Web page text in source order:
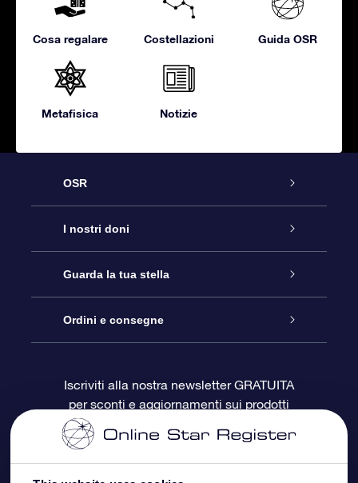
Cosa regalare Costellazioni Guida OSR
Metafisica Notizie
OSR
Assistenza
Contattaci
Blog
OSR Recensioni
I nostri doni
Online Star Gift
Pacchetto regalo OSR
Gift Card OSR
Doni aziendali
Guarda la tua stella
Registro stellare
Star Page personalizzata
One Million Stars
Ordini e consegne
Informazioni di Pagamento
Iscriviti alla nostra newsletter GRATUITA
per sconti e aggiornamenti sui prodotti